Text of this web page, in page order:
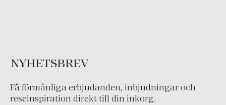
NYHETSBREV
Få förmånliga erbjudanden, inbjudningar och
reseinspiration direkt till din inkorg.